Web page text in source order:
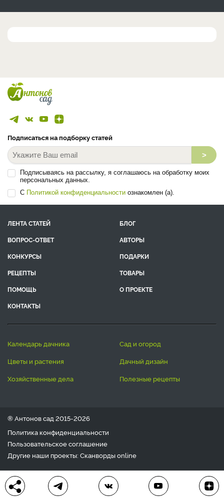
Подписаться на подборку статей
>
Подписываясь на рассылку, я соглашаюсь на обработку моих
персональных данных.
С Политикой конфиденциальности ознакомлен (а).
ЛЕНТА СТАТЕЙ
БЛОГ
ВОПРОС-ОТВЕТ
АВТОРЫ
КОНКУРСЫ
ПОДАРКИ
РЕЦЕПТЫ
ТОВАРЫ
ПОМОЩЬ
О ПРОЕКТЕ
КОНТАКТЫ
календарь дачника
сад и огород
цветы и растения
дачный дизайн
хозяйственные дела
полезные рецепты
® Антонов сад 2015-2026
Политика конфиденциальности
Пользовательское соглашение
Другие наши проекты: Сканвордыonline
Любое использование материала допускается только с
письменного согласия редакции